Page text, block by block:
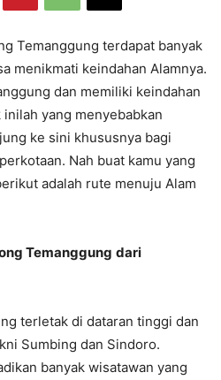
Temanggung terdapat banyak
menikmati keindahan Alamnya.
dan memiliki keindahan
yang menyebabkan
ke sini khususnya bagi
Nah buat kamu yang
adalah rute menuju Alam
Temanggung dari
terletak di dataran tinggi dan
Sumbing dan Sindoro.
banyak wisatawan yang